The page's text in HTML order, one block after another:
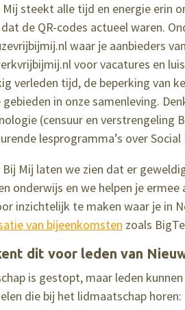
Mij steekt alle tijd en energie erin
de QR-codes actueel waren.
waar je aanbieders
voor vacatures en
verleden tijd, de beperking van
in onze samenleving.
(censuur en verstrengeling
lesprogramma’s over
Bij Mij laten we zien dat er
onderwijs en we helpen je
inzichtelijk te maken waar je in
van bijeenkomsten zoals
dit voor leden van
is gestopt, maar leden
die bij het lidmaatschap horen: